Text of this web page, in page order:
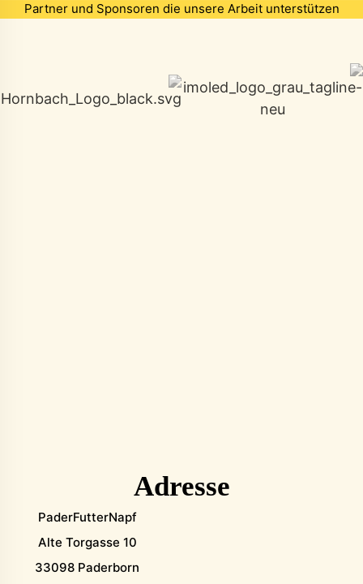
Partner und Sponsoren die unsere Arbeit unterstützen
Adresse
PaderFutterNapf
Alte Torgasse 10
33098 Paderborn